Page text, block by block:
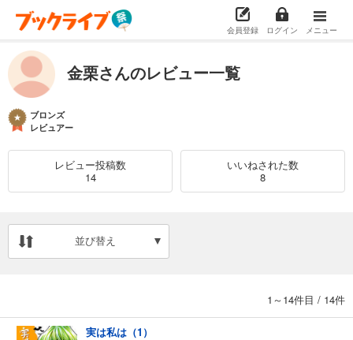
会員登録 ログイン メニュー
金栗さんのレビュー一覧
ブロンズ
レビュアー
レビュー投稿数
14
いいねされた数
8
並び替え
1～14件目 / 14件
実は私は（1）